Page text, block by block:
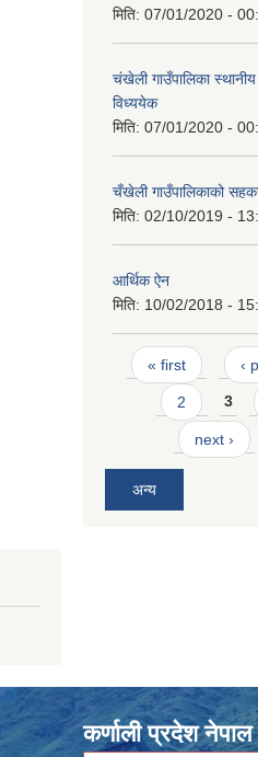
मिति: 07/01/2020 -
चंखेली गाउँपालिका
विध्ययेक
मिति: 07/01/2020 -
चँखेली गाउँपालिकाको
मिति: 02/10/2019 -
आर्थिक ऐन
मिति: 10/02/2018 -
Pages
« first ‹
2 3
next ›
अन्य
कर्णाली प्रदेश नेपाल